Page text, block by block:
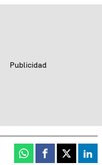
Whatsapp
Facebook
X